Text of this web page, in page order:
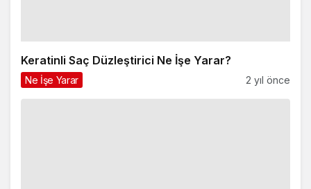
Keratinli Saç Düzleştirici Ne İşe Yarar?
Ne İşe Yarar 2 yıl önce